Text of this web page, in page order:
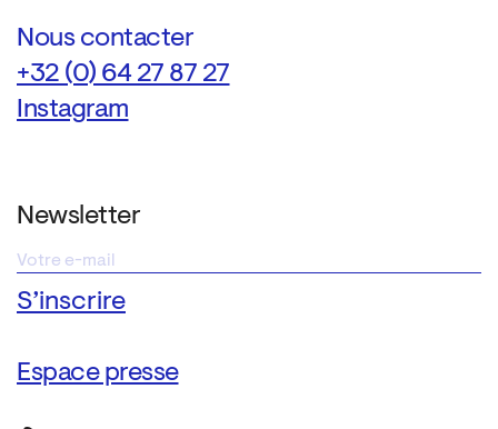
Nous contacter
+32 (0) 64 27 87 27
Instagram
Newsletter
Espace presse